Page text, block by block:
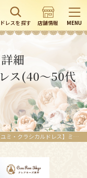
ドレスを探す 店舗情報 MENU
細
ス(40～50代
やさしいクリーム色の日本製ロングドレス【ユミ・クラシカルドレス】ミセスの結婚式やパーティーに